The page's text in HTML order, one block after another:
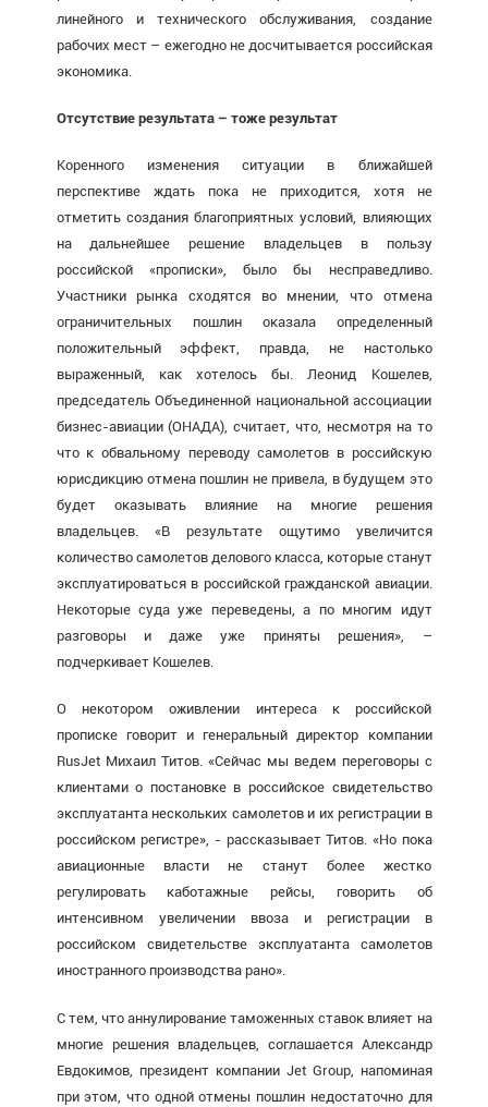
линейного и технического обслуживания, создание
рабочих мест – ежегодно не досчитывается российская
экономика.
Отсутствие результата – тоже результат
Коренного изменения ситуации в ближайшей
перспективе ждать пока не приходится, хотя не
отметить создания благоприятных условий, влияющих
на дальнейшее решение владельцев в пользу
российской «прописки», было бы несправедливо.
Участники рынка сходятся во мнении, что отмена
ограничительных пошлин оказала определенный
положительный эффект, правда, не настолько
выраженный, как хотелось бы. Леонид Кошелев,
председатель Объединенной национальной ассоциации
бизнес-авиации (ОНАДА), считает, что, несмотря на то
что к обвальному переводу самолетов в российскую
юрисдикцию отмена пошлин не привела, в будущем это
будет оказывать влияние на многие решения
владельцев. «В результате ощутимо увеличится
количество самолетов делового класса, которые станут
эксплуатироваться в российской гражданской авиации.
Некоторые суда уже переведены, а по многим идут
разговоры и даже уже приняты решения», –
подчеркивает Кошелев.
О некотором оживлении интереса к российской
прописке говорит и генеральный директор компании
RusJet Михаил Титов. «Сейчас мы ведем переговоры с
клиентами о постановке в российское свидетельство
эксплуатанта нескольких самолетов и их регистрации в
российском регистре», - рассказывает Титов. «Но пока
авиационные власти не станут более жестко
регулировать каботажные рейсы, говорить об
интенсивном увеличении ввоза и регистрации в
российском свидетельстве эксплуатанта самолетов
иностранного производства рано».
С тем, что аннулирование таможенных ставок влияет на
многие решения владельцев, соглашается Александр
Евдокимов, президент компании Jet Group, напоминая
при этом, что одной отмены пошлин недостаточно для